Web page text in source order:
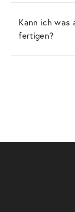
Kann ich was
fertigen?